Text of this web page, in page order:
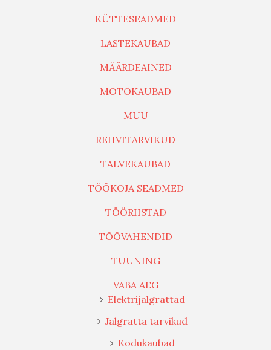
KÜTTESEADMED
LASTEKAUBAD
MÄÄRDEAINED
MOTOKAUBAD
MUU
REHVITARVIKUD
TALVEKAUBAD
TÖÖKOJA SEADMED
TÖÖRIISTAD
TÖÖVAHENDID
TUUNING
VABA AEG
Elektrijalgrattad
Jalgratta tarvikud
Kodukaubad